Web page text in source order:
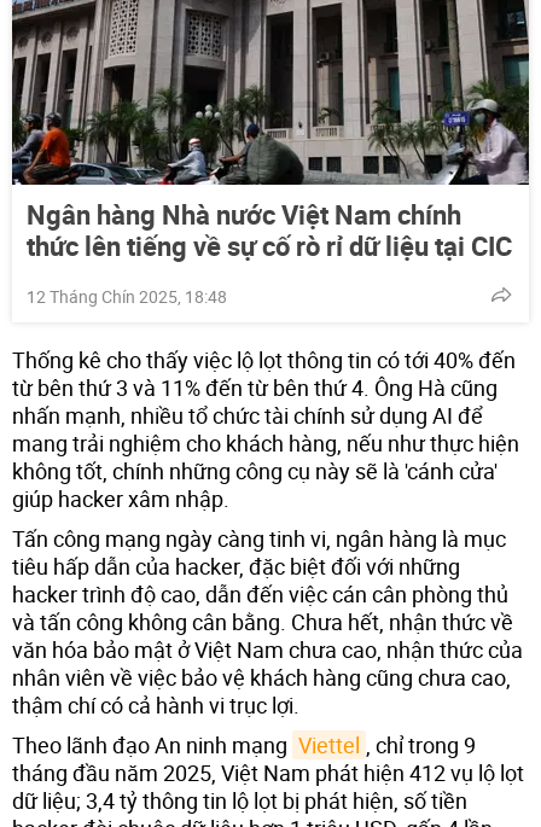
Ngân hàng Nhà nước Việt Nam chính
thức lên tiếng về sự cố rò rỉ dữ liệu tại CIC
12 Tháng Chín 2025, 18:48
Thống kê cho thấy việc lộ lọt thông tin có tới 40% đến
từ bên thứ 3 và 11% đến từ bên thứ 4. Ông Hà cũng
nhấn mạnh, nhiều tổ chức tài chính sử dụng AI để
mang trải nghiệm cho khách hàng, nếu như thực hiện
không tốt, chính những công cụ này sẽ là 'cánh cửa'
giúp hacker xâm nhập.
Tấn công mạng ngày càng tinh vi, ngân hàng là mục
tiêu hấp dẫn của hacker, đặc biệt đối với những
hacker trình độ cao, dẫn đến việc cán cân phòng thủ
và tấn công không cân bằng. Chưa hết, nhận thức về
văn hóa bảo mật ở Việt Nam chưa cao, nhận thức của
nhân viên về việc bảo vệ khách hàng cũng chưa cao,
thậm chí có cả hành vi trục lợi.
Theo lãnh đạo An ninh mạng Viettel , chỉ trong 9
tháng đầu năm 2025, Việt Nam phát hiện 412 vụ lộ lọt
dữ liệu; 3,4 tỷ thông tin lộ lọt bị phát hiện, số tiền